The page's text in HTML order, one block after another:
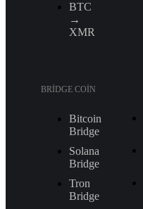
BTC
→
XMR
BRIDGE COIN
Bitcoin
Bridge
Solana
Bridge
Tron
Bridge